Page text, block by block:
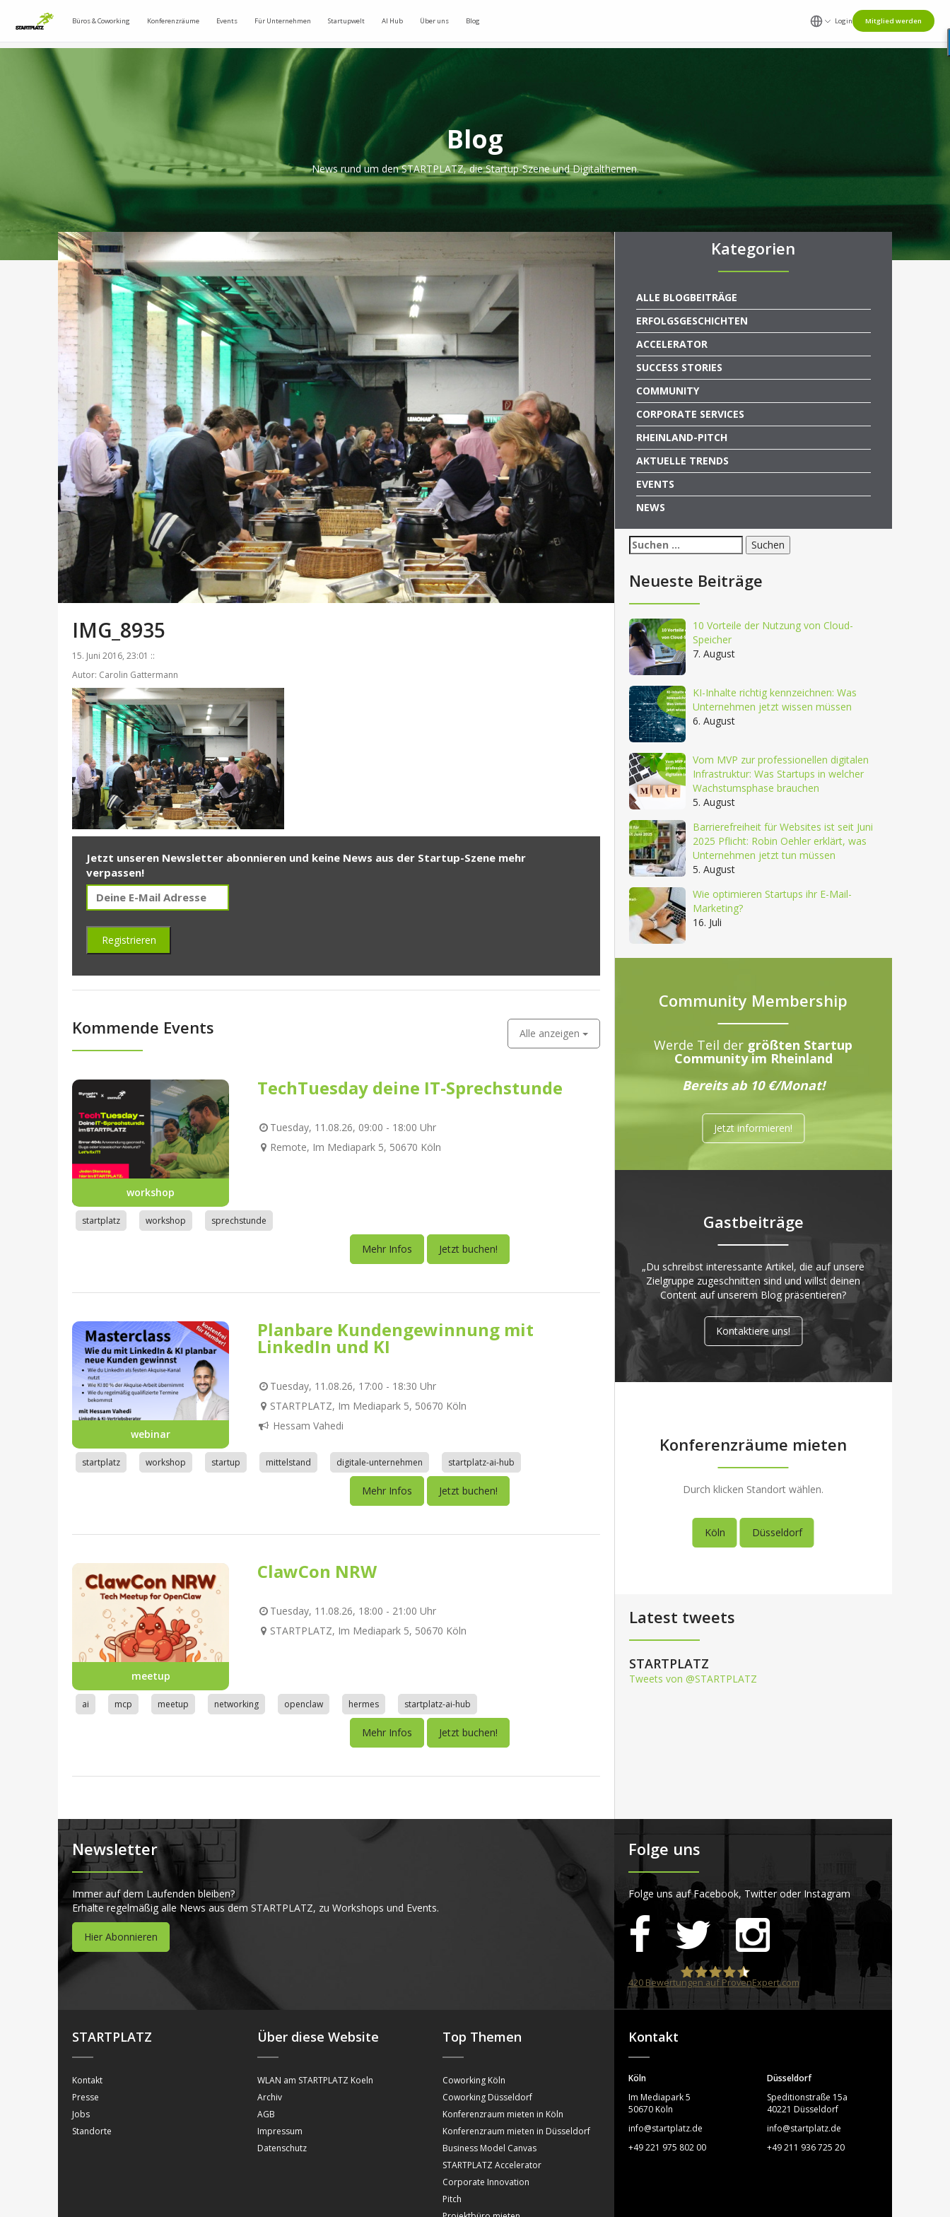
Büros & Coworking Konferenzräume Events Für Unternehmen Startupwelt AI Hub Über uns Blog Login Mitglied werden
Blog
News rund um den STARTPLATZ, die Startup-Szene und Digitalthemen.
IMG_8935
15. Juni 2016, 23:01 ::
Autor: Carolin Gattermann
Jetzt unseren Newsletter abonnieren und keine News aus der Startup-Szene mehr
verpassen!
Kommende Events Alle anzeigen
workshop
TechTuesday deine IT-Sprechstunde
Tuesday, 11.08.26, 09:00 - 18:00 Uhr
Remote, Im Mediapark 5, 50670 Köln
startplatz workshop sprechstunde
Mehr Infos Jetzt buchen!
webinar
Planbare Kundengewinnung mit
LinkedIn und KI
Tuesday, 11.08.26, 17:00 - 18:30 Uhr
STARTPLATZ, Im Mediapark 5, 50670 Köln
Hessam Vahedi
startplatz workshop startup mittelstand digitale-unternehmen startplatz-ai-hub
Mehr Infos Jetzt buchen!
meetup
ClawCon NRW
Tuesday, 11.08.26, 18:00 - 21:00 Uhr
STARTPLATZ, Im Mediapark 5, 50670 Köln
ai mcp meetup networking openclaw hermes startplatz-ai-hub
Mehr Infos Jetzt buchen!
Kategorien
ALLE BLOGBEITRÄGE
ERFOLGSGESCHICHTEN
ACCELERATOR
SUCCESS STORIES
COMMUNITY
CORPORATE SERVICES
RHEINLAND-PITCH
AKTUELLE TRENDS
EVENTS
NEWS
Suchen
nach:
Neueste Beiträge
10 Vorteile der Nutzung von Cloud-
Speicher
7. August
KI-Inhalte richtig kennzeichnen: Was
Unternehmen jetzt wissen müssen
6. August
Vom MVP zur professionellen digitalen
Infrastruktur: Was Startups in welcher
Wachstumsphase brauchen
5. August
Barrierefreiheit für Websites ist seit Juni
2025 Pflicht: Robin Oehler erklärt, was
Unternehmen jetzt tun müssen
5. August
Wie optimieren Startups ihr E-Mail-
Marketing?
16. Juli
Community Membership
Werde Teil der größten Startup
Community im Rheinland
Bereits ab 10 €/Monat!
Jetzt informieren!
Gastbeiträge
„Du schreibst interessante Artikel, die auf unsere
Zielgruppe zugeschnitten sind und willst deinen
Content auf unserem Blog präsentieren?
Kontaktiere uns!
Konferenzräume mieten
Durch klicken Standort wählen.
Köln Düsseldorf
Latest tweets
STARTPLATZ
Tweets von @STARTPLATZ
Newsletter
Immer auf dem Laufenden bleiben?
Erhalte regelmäßig alle News aus dem STARTPLATZ, zu Workshops und Events.
Hier Abonnieren
Folge uns
Folge uns auf Facebook, Twitter oder Instagram
STARTPLATZ
420Bewertungen auf ProvenExpert.com
STARTPLATZ
Kontakt
Presse
Jobs
Standorte
Über diese Website
WLAN am STARTPLATZ Koeln
Archiv
AGB
Impressum
Datenschutz
Top Themen
Coworking Köln
Coworking Düsseldorf
Konferenzraum mieten in Köln
Konferenzraum mieten in Düsseldorf
Business Model Canvas
STARTPLATZ Accelerator
Corporate Innovation
Pitch
Kontakt
Köln
Im Mediapark 5
50670 Köln
info@startplatz.de
+49 221 975 802 00
Düsseldorf
Speditionstraße 15a
40221 Düsseldorf
info@startplatz.de
+49 211 936 725 20